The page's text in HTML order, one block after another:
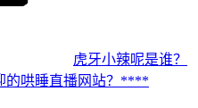
虎牙小辣呢是谁？
的哄睡直播网站？****